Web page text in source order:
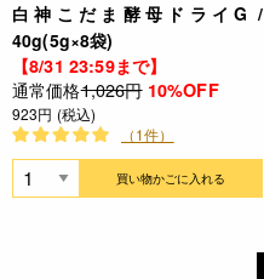
白神こだま酵母ドライG /
40g(5g×8袋)
【8/31 23:59まで】
通常価格1,026円 10%OFF
923円 (税込)
（1件）
買い物かごに入れる